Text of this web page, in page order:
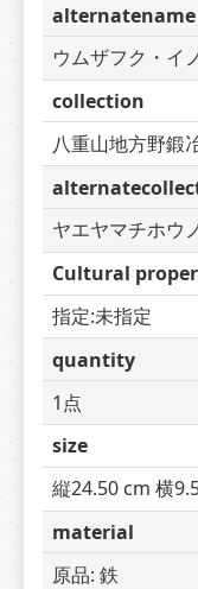
alternatename
ウムザフク・イ
collection
八重山地方野鍛
ヤエヤマチホウ
Cultural
指定:未指定
quantity
1点
size
縦24.50 cm 横
material
原品: 鉄